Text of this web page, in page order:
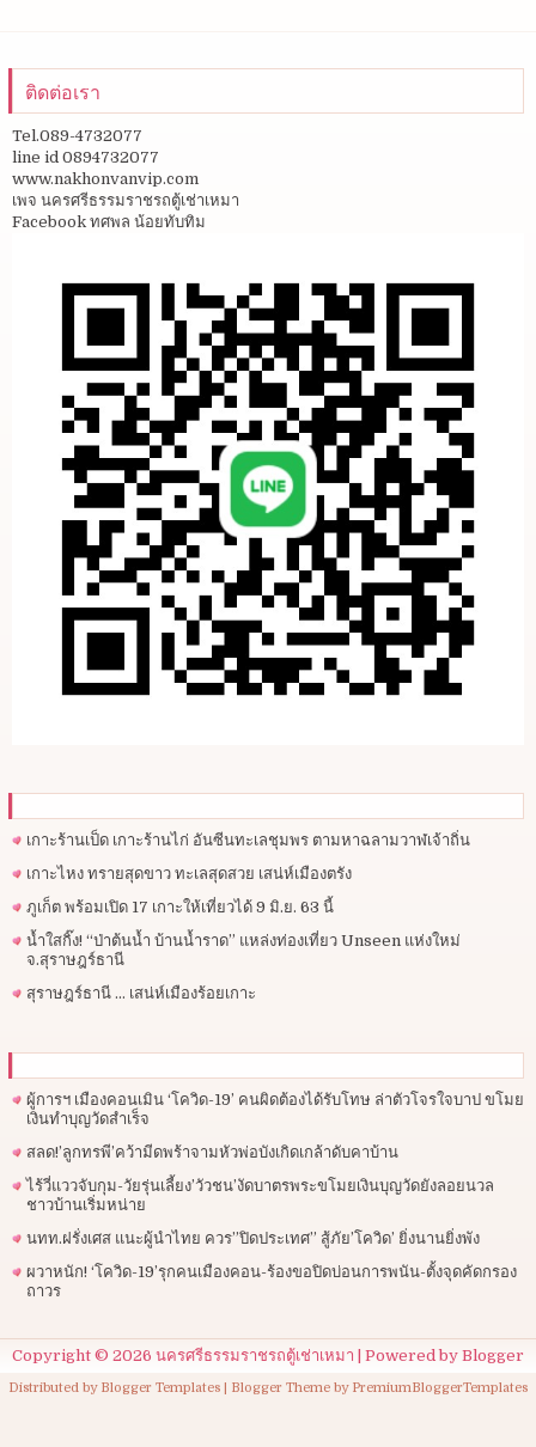
ติดต่อเรา
Tel.089-4732077
line id 0894732077
www.nakhonvanvip.com
เพจ นครศรีธรรมราชรถตู้เช่าเหมา
Facebook ทศพล น้อยทับทิม
เกาะร้านเป็ด เกาะร้านไก่ อันซีนทะเลชุมพร ตามหาฉลามวาฬเจ้าถิ่น
เกาะไหง ทรายสุดขาว ทะเลสุดสวย เสน่ห์เมืองตรัง
ภูเก็ต พร้อมเปิด 17 เกาะให้เที่ยวได้ 9 มิ.ย. 63 นี้
น้ำใสกิ๊ง! “ป่าต้นน้ำ บ้านน้ำราด” แหล่งท่องเที่ยว Unseen แห่งใหม่
จ.สุราษฎร์ธานี
สุราษฎร์ธานี … เสน่ห์เมืองร้อยเกาะ
ผู้การฯ​ เมืองคอนเมิน ‘โควิด-19’ คนผิดต้องได้รับโทษ ล่าตัวโจรใจบาป ขโมย
เงินทำบุญวัดสำเร็จ
สลด!’ลูกทรพี’คว้ามีดพร้าจามหัวพ่อบังเกิดเกล้าดับคาบ้าน
ไร้วี่แววจับกุม-วัยรุ่นเลี้ยง’วัวชน’งัดบาตรพระขโมยเงินบุญวัดยังลอยนวล
ชาวบ้านเริ่มหน่าย
นทท.ฝรั่งเศส แนะผู้นำไทย ควร”ปิดประเทศ” สู้ภัย’โควิด’ ยิ่งนานยิ่งพัง
ผวาหนัก! ‘โควิด-19’รุกคนเมืองคอน-ร้องขอปิดบ่อนการพนัน-ตั้งจุดคัดกรอง
ถาวร
Copyright © 2026 นครศรีธรรมราชรถตู้เช่าเหมา | Powered by Blogger
Distributed by Blogger Templates | Blogger Theme by PremiumBloggerTemplates